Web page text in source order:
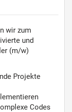
wir zum
und
(m/w)
Projekte
Codes